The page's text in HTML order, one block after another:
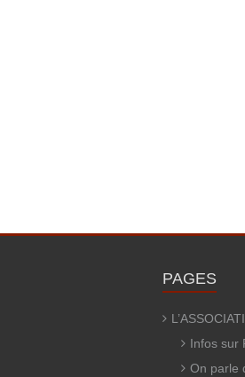
PAGES
Infos sur
On parle